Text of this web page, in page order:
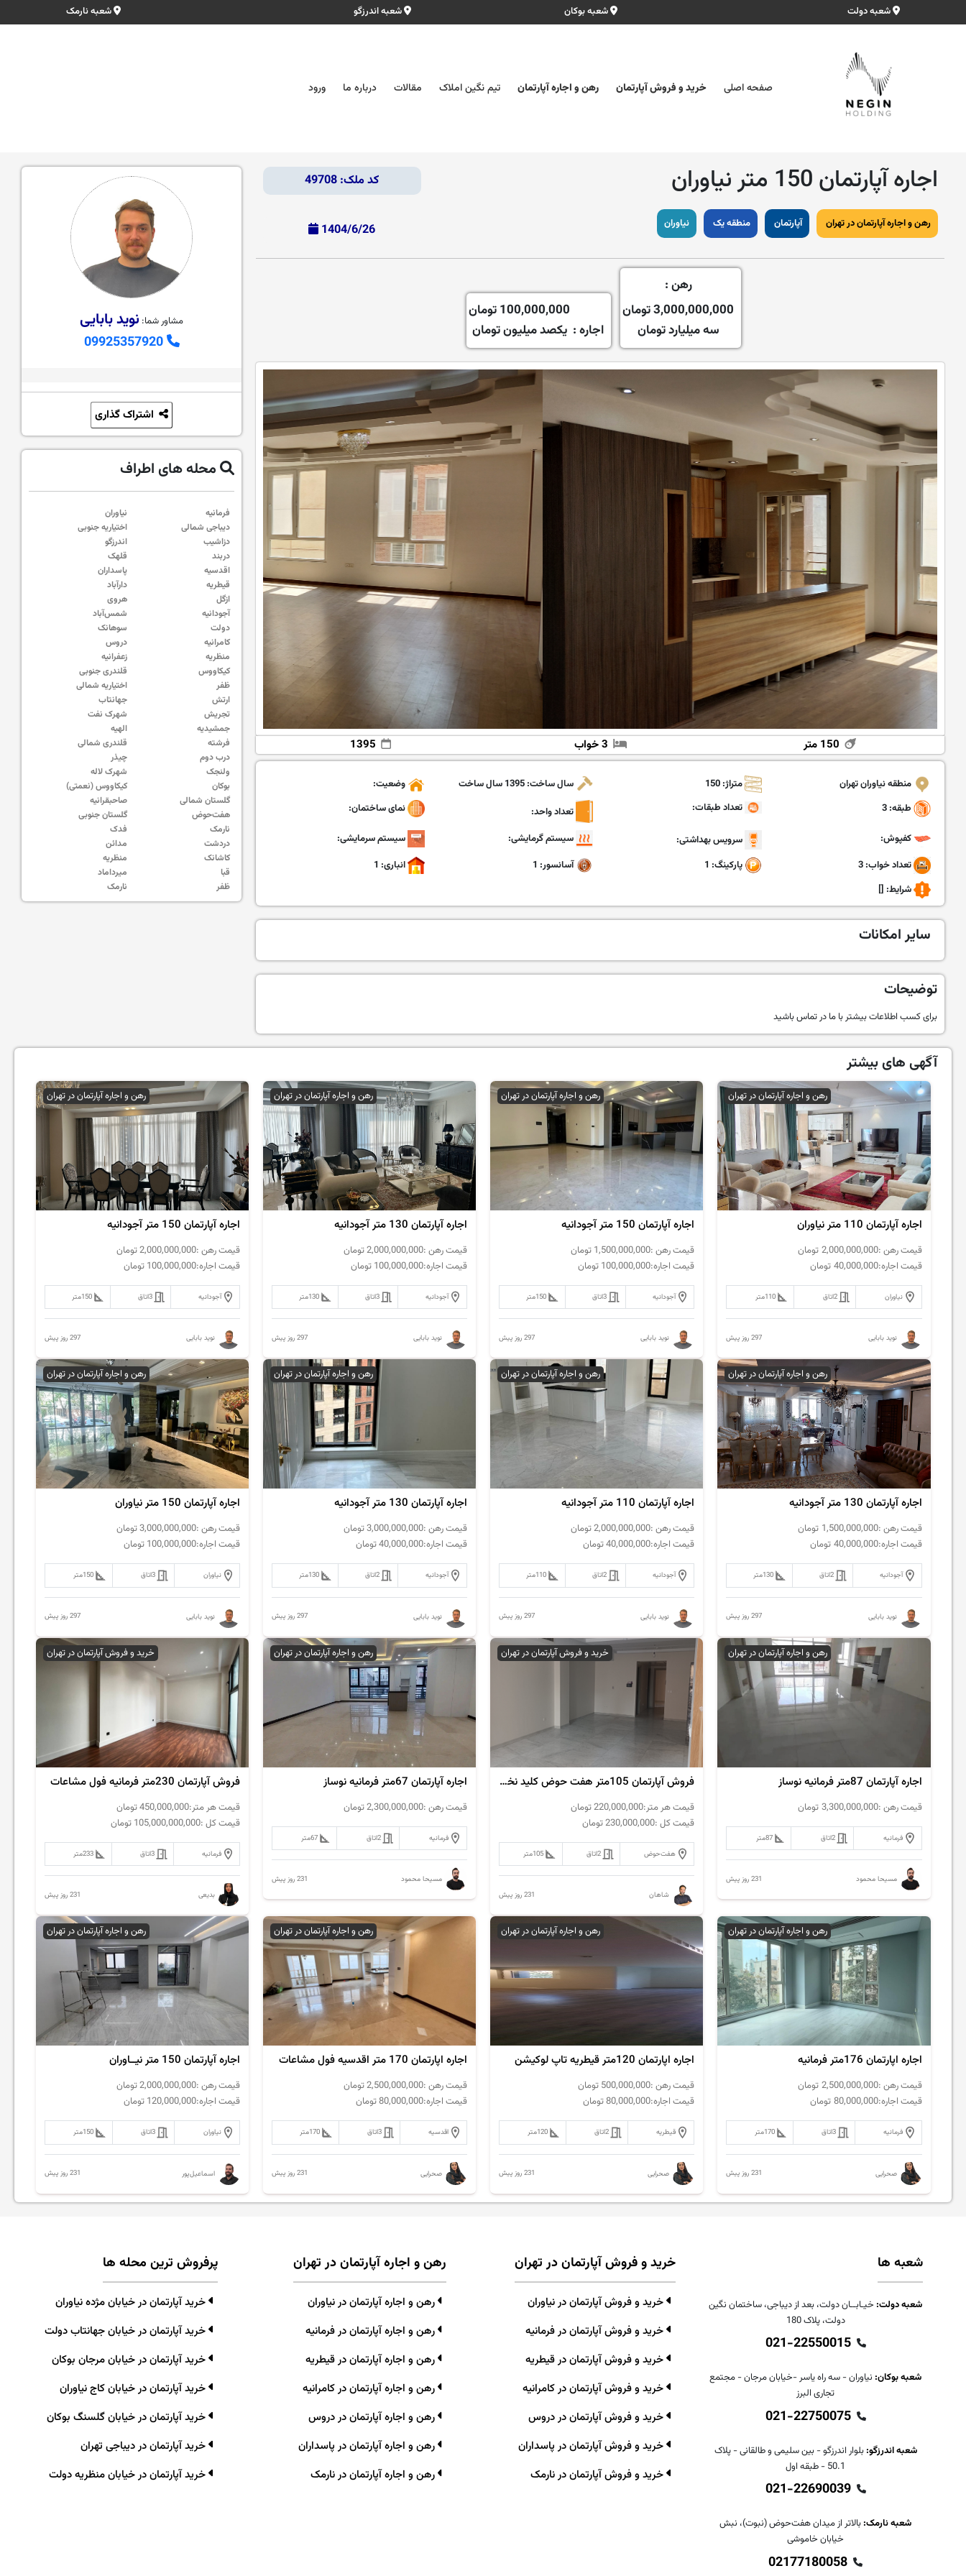
شعبه دولت شعبه بوکان شعبه اندرزگو شعبه نارمک
صفحه اصلی خرید و فروش آپارتمان رهن و اجاره آپارتمان تیم نگین املاک مقالات درباره ما ورود
اجاره آپارتمان 150 متر نیاوران کد ملک: 49708
رهن و اجاره آپارتمان در تهران آپارتمان منطقه یک نیاوران 1404/6/26
رهن :
3,000,000,000 تومان
سه میلیارد تومان
اجاره :
100,000,000 تومان
یکصد میلیون تومان
150 متر 3 خواب 1395
منطقه نیاوران تهران متراژ: 150 سال ساخت: 1395 سال ساخت
وضعیت:
طبقه: 3
تعداد طبقات: تعداد واحد: نمای ساختمان:
کفپوش: سرویس بهداشتی: سیستم گرمایشی:
سیستم سرمایشی:
تعداد خواب: 3
پارکینگ: 1 آسانسور: 1
انباری: 1
شرایط: []
سایر امکانات
توضیحات
برای کسب اطلاعات بیشتر با ما در تماس باشید
مشاور شما: نوید بابایی
09925357920
محله های اطراف
فرمانیه
نیاوران
دیباجی شمالی
اختیاریه جنوبی
دزاشیب
اندرزگو
دربند
قلهک
اقدسیه
پاسداران
قیطریه
دارآباد
ازگل
هروی
آجودانیه
شمس‌آباد
دولت
سوهانک
کامرانیه
دروس
منظریه
زعفرانیه
کیکاووس
قلندری جنوبی
ظفر
اختیاریه شمالی
ارتش
جهانتاب
تجریش
شهرک نفت
جمشیدیه
الهیه
فرشته
قلندری شمالی
درب دوم
چیذر
ولنجک
شهرک لاله
بوکان
کیکاووس (نعمتی)
گلستان شمالی
صاحبقرانیه
هفت‌حوض
گلستان جنوبی
نارمک
فدک
دردشت
مدائن
کاشانک
منظریه
قبا
میرداماد
ظفر
نارمک
آگهی های بیشتر
رهن و اجاره آپارتمان در تهران
اجاره آپارتمان 110 متر نیاوران
قیمت رهن :2,000,000,000 تومان
قیمت اجاره:40,000,000 تومان
نیاوران 2اتاق 110متر
نوید بابایی 297 روز پیش
رهن و اجاره آپارتمان در تهران
اجاره آپارتمان 150 متر آجودانیه
قیمت رهن :1,500,000,000 تومان
قیمت اجاره:100,000,000 تومان
آجودانیه 3اتاق 150متر
نوید بابایی 297 روز پیش
رهن و اجاره آپارتمان در تهران
اجاره آپارتمان 130 متر آجودانیه
قیمت رهن :2,000,000,000تومان
قیمت اجاره:100,000,000 تومان
آجودانیه 3اتاق 130متر
نوید بابایی 297 روز پیش
رهن و اجاره آپارتمان در تهران
اجاره آپارتمان 150 متر آجودانیه
قیمت رهن :2,000,000,000تومان
قیمت اجاره:100,000,000 تومان
آجودانیه 3اتاق 150متر
نوید بابایی 297 روز پیش
رهن و اجاره آپارتمان در تهران
اجاره آپارتمان 130 متر آجودانیه
قیمت رهن :1,500,000,000 تومان
قیمت اجاره:40,000,000 تومان
آجودانیه 2اتاق 130متر
نوید بابایی 297 روز پیش
رهن و اجاره آپارتمان در تهران
اجاره آپارتمان 110 متر آجودانیه
قیمت رهن :2,000,000,000تومان
قیمت اجاره:40,000,000تومان
آجودانیه 2اتاق 110متر
نوید بابایی 297 روز پیش
رهن و اجاره آپارتمان در تهران
اجاره آپارتمان 130 متر آجودانیه
قیمت رهن :3,000,000,000تومان
قیمت اجاره:40,000,000تومان
آجودانیه 2اتاق 130متر
نوید بابایی 297 روز پیش
رهن و اجاره آپارتمان در تهران
اجاره آپارتمان 150 متر نیاوران
قیمت رهن :3,000,000,000تومان
قیمت اجاره:100,000,000 تومان
نیاوران 3اتاق 150متر
نوید بابایی 297 روز پیش
رهن و اجاره آپارتمان در تهران
اجاره آپارتمان 87متر فرمانیه نوساز
قیمت رهن :3,300,000,000 تومان
فرمانیه 2اتاق 87متر
مسیحا محمود 231 روز پیش
خرید و فروش آپارتمان در تهران
فروش آپارتمان 105متر هفت حوض کلید نخورده
قیمت هر متر:220,000,000تومان
قیمت کل :230,000,000تومان
هفت‌حوض 2اتاق 105متر
شاهان 231 روز پیش
رهن و اجاره آپارتمان در تهران
اجاره آپارتمان 67متر فرمانیه نوساز
قیمت رهن :2,300,000,000تومان
فرمانیه 2اتاق 67متر
مسیحا محمود 231 روز پیش
خرید و فروش آپارتمان در تهران
فروش آپارتمان 230متر فرمانیه فول مشاعات
قیمت هر متر:450,000,000تومان
قیمت کل :105,000,000,000 تومان
فرمانیه 3اتاق 233متر
بدیعی 231 روز پیش
رهن و اجاره آپارتمان در تهران
اجاره اپارتمان 176متر فرمانیه
قیمت رهن :2,500,000,000 تومان
قیمت اجاره:80,000,000 تومان
فرمانیه 3اتاق 170متر
صحرایی 231 روز پیش
رهن و اجاره آپارتمان در تهران
اجاره اپارتمان 120متر قیطریه تاپ لوکیشن
قیمت رهن :500,000,000 تومان
قیمت اجاره:80,000,000تومان
قیطریه 2اتاق 120متر
صحرایی 231 روز پیش
رهن و اجاره آپارتمان در تهران
اجاره اپارتمان 170 متر اقدسیه فول مشاعات
قیمت رهن :2,500,000,000تومان
قیمت اجاره:80,000,000تومان
اقدسیه 3اتاق 170متر
صحرایی 231 روز پیش
رهن و اجاره آپارتمان در تهران
اجاره آپارتمان 150 متر نیــاوران
قیمت رهن :2,000,000,000تومان
قیمت اجاره:120,000,000 تومان
نیاوران 3اتاق 150متر
اسماعیل‌پور 231 روز پیش
شعبه ها
شعبه دولت: خیـابــان دولت، بعد از دیباجی، ساختمان نگین
دولت، پلاک 180
021-22550015
شعبه بوکان: نیاوران - سه راه یاسر -خیابان مرجان - مجتمع
تجاری البرز
021-22750075
شعبه اندرزگو: بلوار اندرزگو - بین سلیمی و طالقانی - پلاک
50.1 - طبقه اول
021-22690039
شعبه نارمک: بالاتر از میدان هفت‌حوض (نبوت)، نبش
خیابان خاموشی
02177180058
خرید و فروش آپارتمان در تهران
خرید و فروش آپارتمان در نیاوران
خرید و فروش آپارتمان در فرمانیه
خرید و فروش آپارتمان در قیطریه
خرید و فروش آپارتمان در کامرانیه
خرید و فروش آپارتمان در دروس
خرید و فروش آپارتمان در پاسداران
خرید و فروش آپارتمان در نارمک
رهن و اجاره آپارتمان در تهران
رهن و اجاره آپارتمان در نیاوران
رهن و اجاره آپارتمان در فرمانیه
رهن و اجاره آپارتمان در قیطریه
رهن و اجاره آپارتمان در کامرانیه
رهن و اجاره آپارتمان در دروس
رهن و اجاره آپارتمان در پاسداران
رهن و اجاره آپارتمان در نارمک
پرفروش ترین محله ها
خرید آپارتمان در خیابان مژده نیاوران
خرید آپارتمان در خیابان جهانتاب دولت
خرید آپارتمان در خیابان مرجان بوکان
خرید آپارتمان در خیابان کاج نیاوران
خرید آپارتمان در خیابان گلسنگ بوکان
خرید آپارتمان در دیباجی تهران
خرید آپارتمان در خیابان منظریه دولت